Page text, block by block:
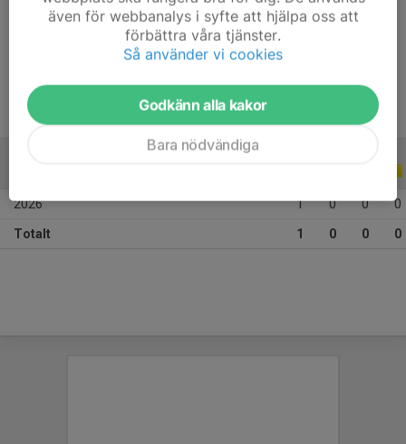
Position
-
11 år
2026 1 0 0 0
Totalt 1 0 0 0
även för webbanalys i syfte att hjälpa oss att
förbättra våra tjänster.
Så använder vi cookies
Godkänn alla kakor
Bara nödvändiga